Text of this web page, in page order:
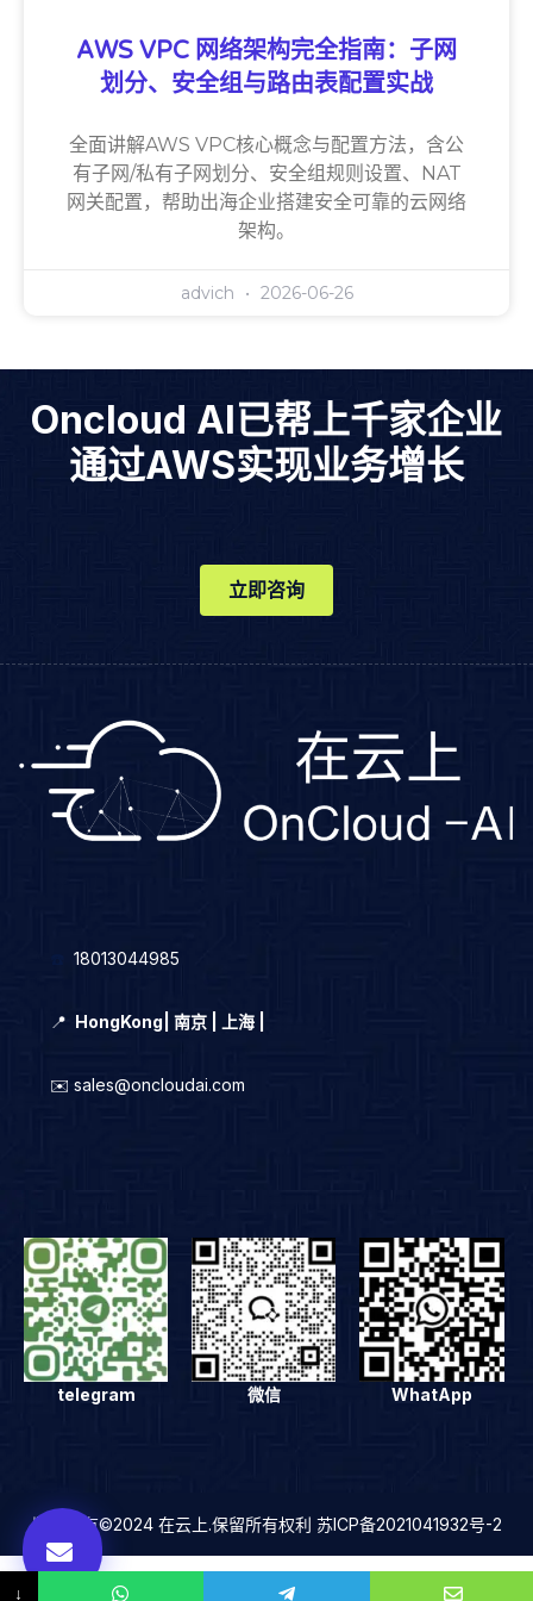
AWS VPC 网络架构完全指南：子网
划分、安全组与路由表配置实战
全面讲解AWS VPC核心概念与配置方法，含公
有子网/私有子网划分、安全组规则设置、NAT
网关配置，帮助出海企业搭建安全可靠的云网络
架构。
advich 2026-06-26
Oncloud AI已帮上千家企业
通过AWS实现业务增长
立即咨询
18013044985
📍 HongKong 南京 | 上海 |
✉️ sales@oncloudai.com
telegram 微信 WhatApp
版权所有©2024 在云上.保留所有权利 苏ICP备2021041932号-2
↓